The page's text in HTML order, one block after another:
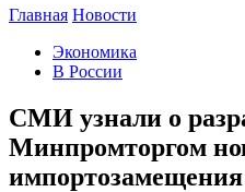
Главная Новости
Экономика
В России
СМИ узнали о
Минпромторгом
импортозамещения